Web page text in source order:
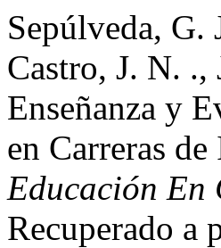
Sepúlveda,
Castro, J. N.
Enseñanza y
en Carreras
Educación En
Recuperado a